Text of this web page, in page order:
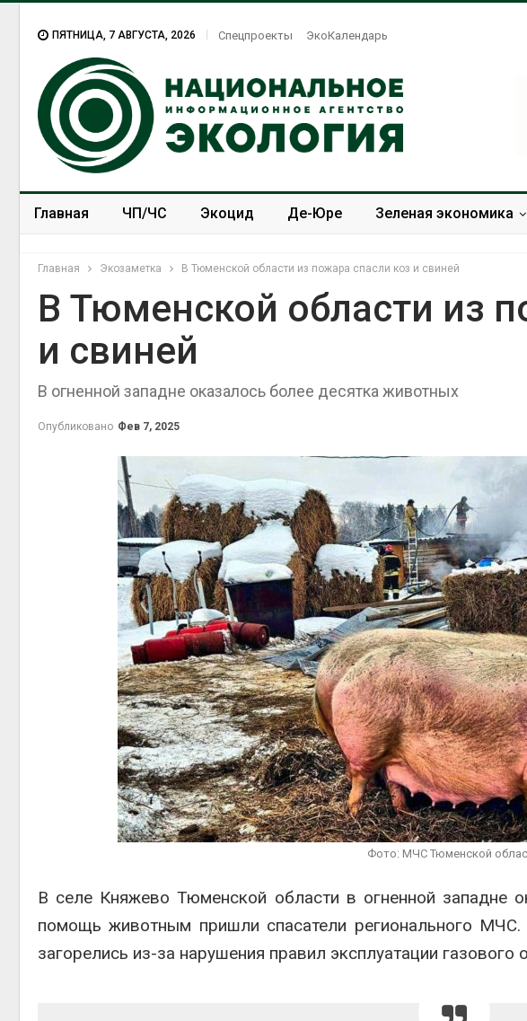
ПЯТНИЦА, 7 АВГУСТА, 2026 Спецпроекты ЭкоКалендарь
Главная ЧП/ЧС Экоцид Де-Юре Зеленая экономика
Главная Экозаметка В Тюменской области из пожара спасли коз и свиней
В Тюменской области из
и свиней
В огненной западне оказалось более десятка животных
Опубликовано Фев 7, 2025
Фото: МЧС Тюменской
В селе Княжево Тюменской области в огненной западне
помощь животным пришли спасатели регионального МЧС.
загорелись из-за нарушения правил эксплуатации газового
ветра
площадок
сентябре
Авг 6, 2026
Европа
больше
биомассы
вредителей
Авг 6, 2026
В горах
Черкесии
места
Авг 6, 2026
Учёные
белок для
мяса
Авг 6, 2026
соли почти в
Авг 6, 2026